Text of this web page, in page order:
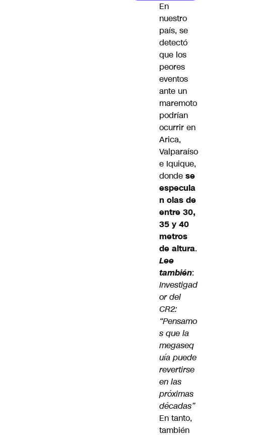
En
nuestro
país, se
detectó
que los
peores
eventos
ante un
maremoto
podrían
ocurrir en
Arica,
Valparaíso
e Iquique,
donde se
especula
n olas de
entre 30,
35 y 40
metros
de altura.
Lee
también:
Investigad
or del
CR2:
“Pensamo
s que la
megaseq
uía puede
revertirse
en las
próximas
décadas”
En tanto,
también